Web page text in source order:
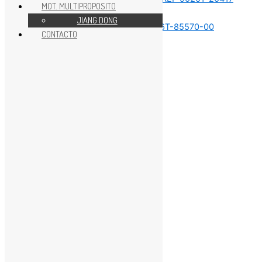
Sin categorizar
Sin categorizar
MOT. MULTIPROPOSITO
JIANG DONG
CONTACTO